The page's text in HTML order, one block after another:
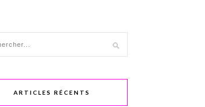
ARTICLES RÉCENTS